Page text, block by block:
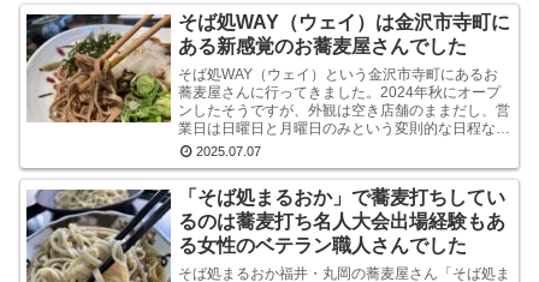
そば処WAY（ウェイ）は金沢市寺町に
ある新感覚のお蕎麦屋さんでした
そば処WAY（ウェイ）という金沢市寺町にあるお
蕎麦屋さんに行ってきました。2024年秋にオープ
ンしたそうですが、外観は空き店舗のままだし、営
業日は日曜日と月曜日のみという変則的な日程なの
で、まだ認知度はそれほど高くないようです。しか
し、店内...
2025.07.07
「そば処まるおか」で蕎麦打ちしてい
るのは蕎麦打ち名人大会出場経験もあ
る女性のベテラン職人さんでした
そば処まるおか福井・丸岡の蕎麦屋さん「そば処ま